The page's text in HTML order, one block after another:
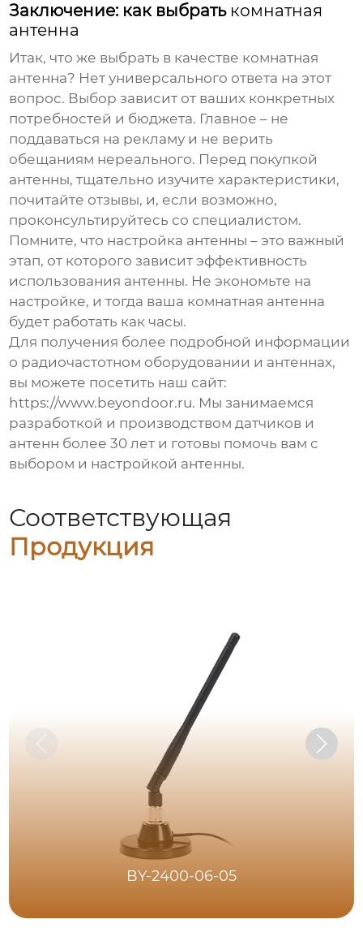
Заключение: как выбрать комнатная
антенна
Итак, что же выбрать в качестве комнатная
антенна? Нет универсального ответа на этот
вопрос. Выбор зависит от ваших конкретных
потребностей и бюджета. Главное – не
поддаваться на рекламу и не верить
обещаниям нереального. Перед покупкой
антенны, тщательно изучите характеристики,
почитайте отзывы, и, если возможно,
проконсультируйтесь со специалистом.
Помните, что настройка антенны – это важный
этап, от которого зависит эффективность
использования антенны. Не экономьте на
настройке, и тогда ваша комнатная антенна
будет работать как часы.
Для получения более подробной информации
о радиочастотном оборудовании и антеннах,
вы можете посетить наш сайт:
https://www.beyondoor.ru. Мы занимаемся
разработкой и производством датчиков и
антенн более 30 лет и готовы помочь вам с
выбором и настройкой антенны.
Соответствующая
Продукция
BY-2400-06-05